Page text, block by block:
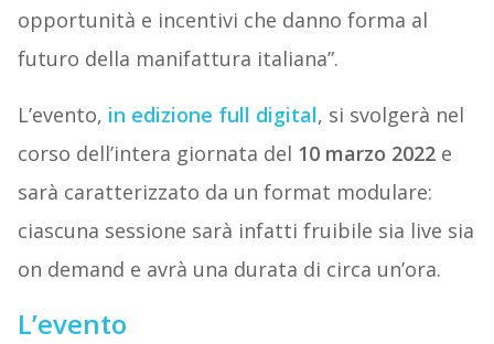
opportunità e incentivi che danno forma al
futuro della manifattura italiana”.
L’evento, in edizione full digital, si svolgerà nel
corso dell’intera giornata del 10 marzo 2022e
sarà caratterizzato da un format modulare:
ciascuna sessione sarà infatti fruibile sia live sia
on demand e avrà una durata di circa un’ora.
L’evento